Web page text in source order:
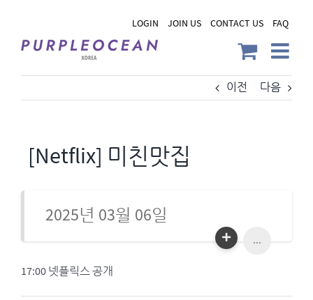
content
LOGIN JOIN US CONTACT US FAQ
이전 다음
[Netflix] 미친맛집
2025년 03월 06일
...
17:00 넷플릭스 공개